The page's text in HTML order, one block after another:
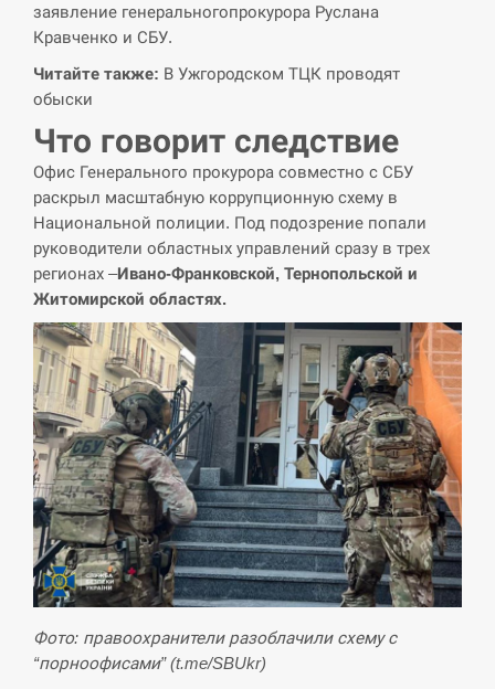
СЕРПЕНЬ
14:40
У Росії розгортається ракетний підрозділ
КНДР – Reuters
СЕРПЕНЬ
14:23
Поставки ракет для ПВО сократились
втрое, хотя у партнеров они…
СЕРПЕНЬ
14:10
У Румунії затоплять чотири баржі для
збільшення потоку води до…
СЕРПЕНЬ
13:53
В Москве пожаловались на “кратный
рост” атак дронов Украины
СЕРПЕНЬ
13:40
Біля українського літака в аеропорту
Лейпцига виявили дрон, ймовірно, з…
СЕРПЕНЬ
заявление генеральногопрокурора Руслана
Кравченко и СБУ.
Читайте также: В Ужгородском ТЦК проводят
обыски
Что говорит следствие
Офис Генерального прокурора совместно с СБУ
раскрыл масштабную коррупционную схему в
Национальной полиции. Под подозрение попали
руководители областных управлений сразу в трех
регионах –Ивано-Франковской, Тернопольской и
Житомирской областях.
Фото: правоохранители разоблачили схему с
“порноофисами” (t.me/SBUkr)